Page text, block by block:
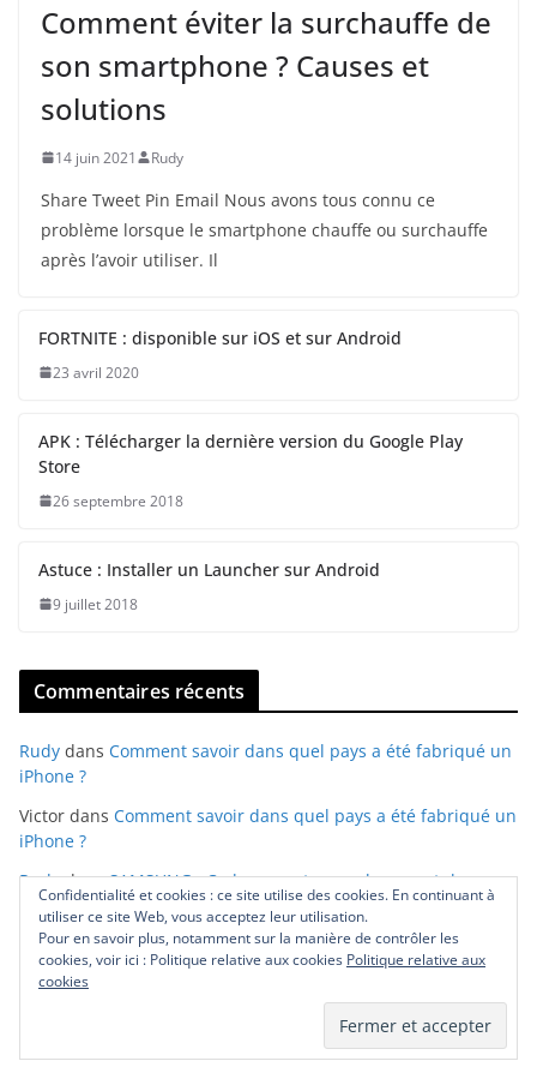
Comment éviter la surchauffe de
son smartphone ? Causes et
solutions
14 juin 2021 Rudy
Share Tweet Pin Email Nous avons tous connu ce
problème lorsque le smartphone chauffe ou surchauffe
après l’avoir utiliser. Il
FORTNITE : disponible sur iOS et sur Android
23 avril 2020
APK : Télécharger la dernière version du Google Play
Store
26 septembre 2018
Astuce : Installer un Launcher sur Android
9 juillet 2018
Commentaires récents
Rudy dans Comment savoir dans quel pays a été fabriqué un
iPhone ?
Victor dans Comment savoir dans quel pays a été fabriqué un
iPhone ?
RudydansSAMSUNG : Codes secrets pour les smartphones
Galaxy
RudydansSAMSUNG : Codes secrets pour les smartphones
Galaxy
SAMSUNG : Codes secrets pour les smartphones
Confidentialité et cookies : ce site utilise des cookies. En continuant à
utiliser ce site Web, vous acceptez leur utilisation.
Pour en savoir plus, notamment sur la manière de contrôler les
cookies, voir ici : Politique relative aux cookies Politique relative aux
cookies